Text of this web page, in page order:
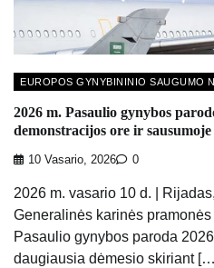
EUROPOS GYNYBININIO SAUGUMO
2026 m. Pasaulio gynybos
demonstracijos ore ir sausumoje
10 Vasario, 2026 0
2026 m. vasario 10 d. |
Generalinės karinės
Pasaulio gynybos paroda
daugiausia dėmesio skiriant